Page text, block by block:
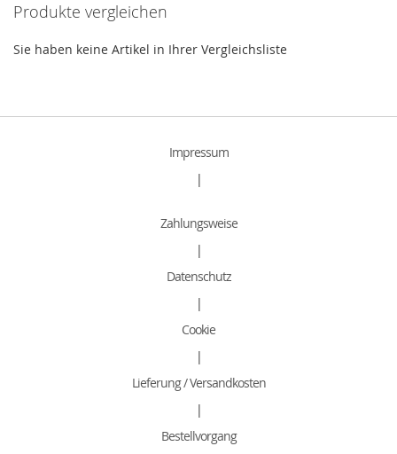
Produkte vergleichen
Sie haben keine Artikel in Ihrer Vergleichsliste
Impressum
|
Zahlungsweise
|
Datenschutz
|
Cookie
|
Lieferung / Versandkosten
|
Bestellvorgang